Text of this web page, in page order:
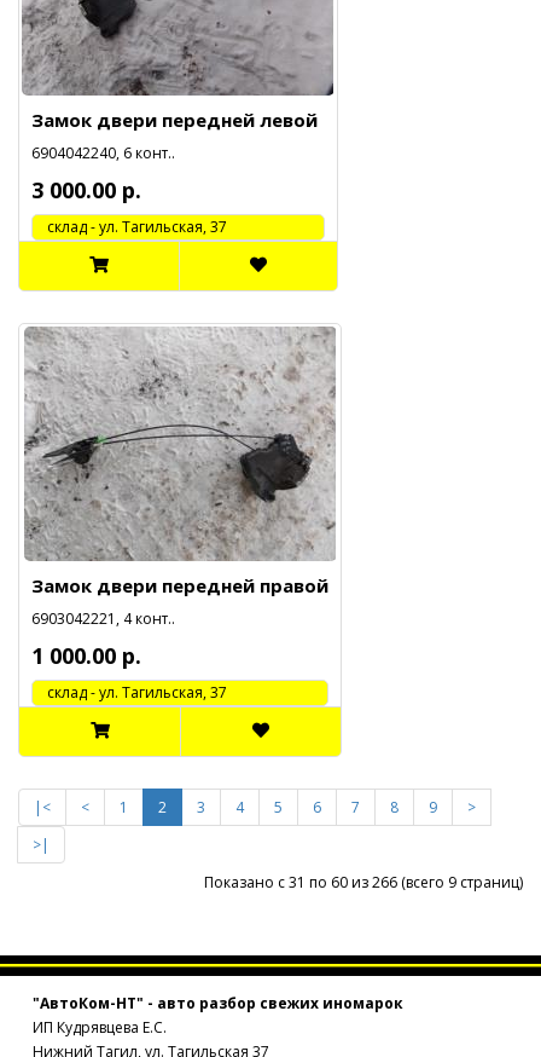
Замок двери передней левой
6904042240, 6 конт..
3 000.00 р.
cклад - ул. Тагильская, 37
Замок двери передней правой
6903042221, 4 конт..
1 000.00 р.
cклад - ул. Тагильская, 37
|< < 1 2 3 4 5 6 7 8 9
>
>|
Показано с 31 по 60 из 266 (всего 9 страниц)
"АвтоКом-НТ" - авто разбор свежих иномарок
ИП Кудрявцева Е.С.
Нижний Тагил, ул. Тагильская 37